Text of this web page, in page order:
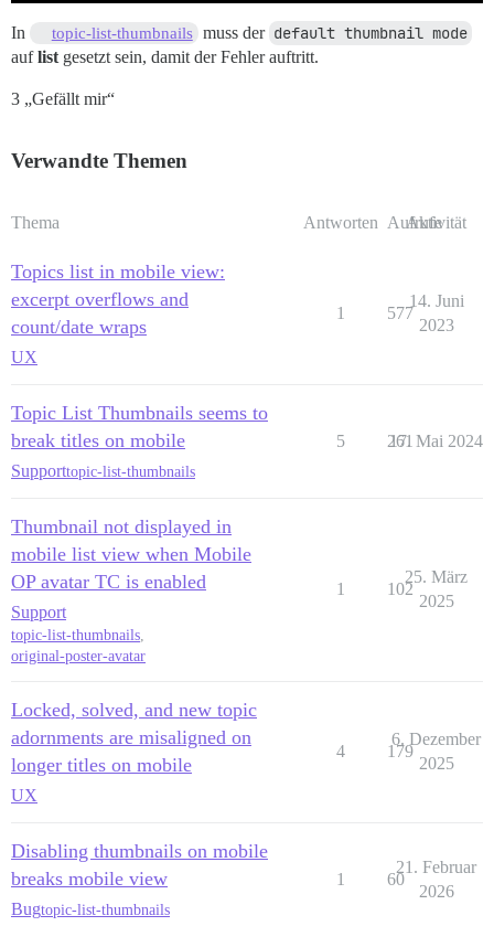
In topic-list-thumbnails muss der default thumbnail mode
auflist gesetzt sein, damit der Fehler auftritt.
3 „Gefällt mir“
Verwandte Themen
Thema Antworten Aufrufe
Aktivität
Topics list in mobile view:
excerpt overflows and
count/date wraps
UX
1 577
14. Juni
2023
Topic List Thumbnails seems to
break titles on mobile
Supporttopic-list-thumbnails
5 261
17. Mai 2024
Thumbnail not displayed in
mobile list view when Mobile
OP avatar TC is enabled
Support
topic-list-thumbnails,
original-poster-avatar
1 102
25. März
2025
Locked, solved, and new topic
adornments are misaligned on
longer titles on mobile
UX
4 179
6. Dezember
2025
Disabling thumbnails on mobile
breaks mobile view
Bugtopic-list-thumbnails
1 60
21. Februar
2026